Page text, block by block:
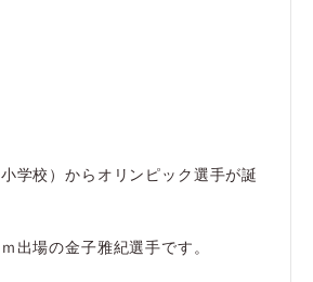
学校）からオリンピック選手が誕
出場の金子雅紀選手です。